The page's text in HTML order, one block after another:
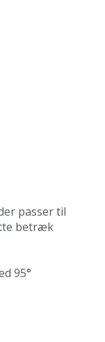
passer til
betræk
95°